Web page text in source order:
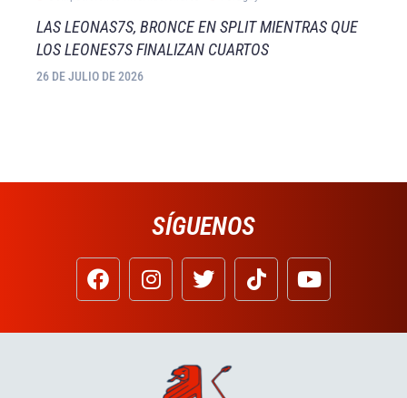
LAS LEONAS7S, BRONCE EN SPLIT MIENTRAS QUE
LOS LEONES7S FINALIZAN CUARTOS
26 DE JULIO DE 2026
SÍGUENOS